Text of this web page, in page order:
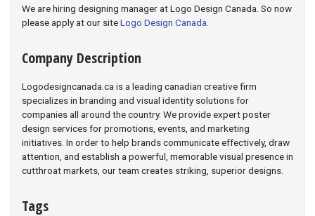
We are hiring designing manager at Logo Design Canada. So now
please apply at our siteLogo Design Canada
Company Description
Logodesigncanada.ca is a leading canadian creative firm
specializes in branding and visual identity solutions for
companies all around the country. We provide expert poster
design services for promotions, events, and marketing
initiatives. In order to help brands communicate effectively, draw
attention, and establish a powerful, memorable visual presence in
cutthroat markets, our team creates striking, superior designs.
Tags